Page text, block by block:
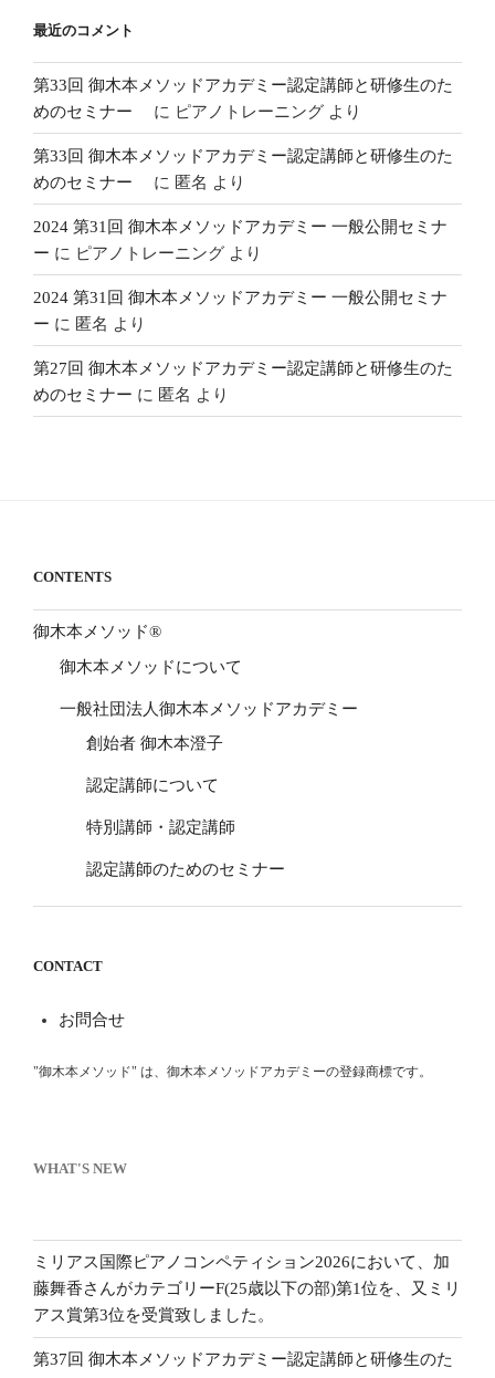
最近のコメント
第33回 御木本メソッドアカデミー認定講師と研修生のた
めのセミナー
に ピアノトレーニング より
第33回 御木本メソッドアカデミー認定講師と研修生のた
めのセミナー
に 匿名 より
2024 第31回 御木本メソッドアカデミー 一般公開セミナ
ー に ピアノトレーニング より
2024 第31回 御木本メソッドアカデミー 一般公開セミナ
ー に 匿名 より
第27回 御木本メソッドアカデミー認定講師と研修生のた
めのセミナー に 匿名 より
CONTENTS
御木本メソッド®
御木本メソッドについて
一般社団法人御木本メソッドアカデミー
創始者 御木本澄子
認定講師について
特別講師・認定講師
認定講師のためのセミナー
CONTACT
お問合せ
"御木本メソッド" は、御木本メソッドアカデミーの登録商標です。
WHAT'S NEW
ミリアス国際ピアノコンペティション2026において、加
藤舞香さんがカテゴリーF(25歳以下の部)第1位を、又ミリ
アス賞第3位を受賞致しました。
第37回 御木本メソッドアカデミー認定講師と研修生のた